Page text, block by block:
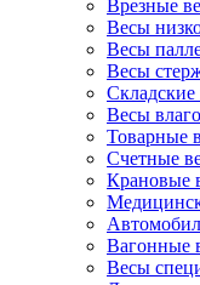
Врезные
Весы
Весы
Весы
Складские
Весы
Товарные
Счетные
Крановые
Вагонные
Весы